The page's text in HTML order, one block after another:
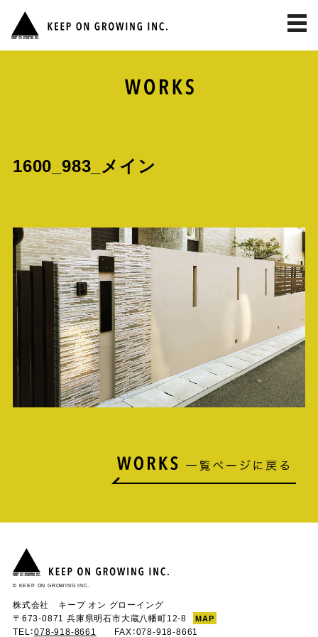
1600_983_メイン
© KEEP ON GROWING INC.
株式会社 キープ オン グローイング
〒673-0871 兵庫県明石市大蔵八幡町12-8
MAP
TEL：078-918-8661 FAX：078-918-8661